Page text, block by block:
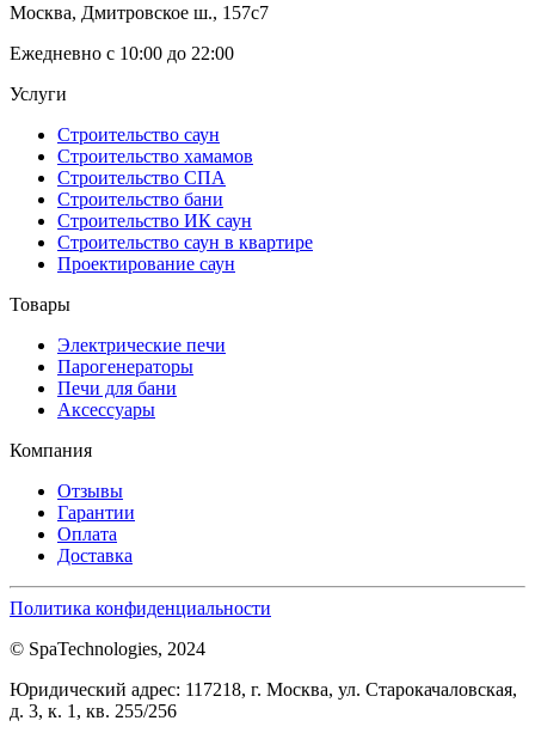
Москва, Дмитровское ш., 157с7
Ежедневно с 10:00 до 22:00
Услуги
Строительство саун
Строительство хамамов
Строительство СПА
Строительство бани
Строительство ИК саун
Строительство саун в квартире
Проектирование саун
Товары
Электрические печи
Парогенераторы
Печи для бани
Аксессуары
Компания
Отзывы
Гарантии
Оплата
Доставка
Политика конфиденциальности
© SpaTechnologies, 2024
Юридический адрес: 117218, г. Москва, ул. Старокачаловская,
д. 3, к. 1, кв. 255/256